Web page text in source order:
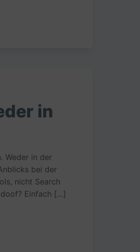
in
Weder in der
bei der
nicht Search
Einfach […]